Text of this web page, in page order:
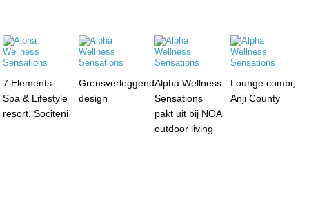
7 Elements
Spa & Lifestyle
resort, Sociteni
Grensverleggend
design
Alpha Wellness
Sensations
pakt uit bij NOA
outdoor living
Lounge combi,
Anji County